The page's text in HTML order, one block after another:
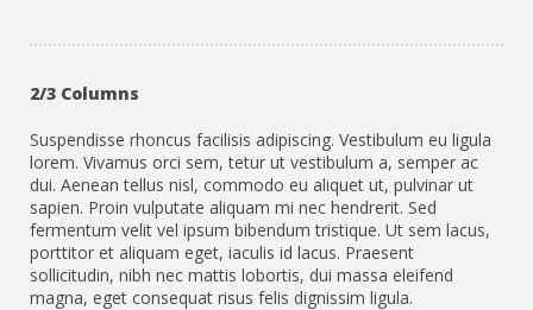
2/3 Columns
Suspendisse rhoncus facilisis adipiscing. Vestibulum eu ligula
lorem. Vivamus orci sem, tetur ut vestibulum a, semper ac
dui. Aenean tellus nisl, commodo eu aliquet ut, pulvinar ut
sapien. Proin vulputate aliquam mi nec hendrerit. Sed
fermentum velit vel ipsum bibendum tristique. Ut sem lacus,
porttitor et aliquam eget, iaculis id lacus. Praesent
sollicitudin, nibh nec mattis lobortis, dui massa eleifend
magna, eget consequat risus felis dignissim ligula.